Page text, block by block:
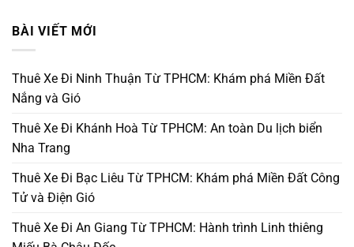
BÀI VIẾT MỚI
Thuê Xe Đi Ninh Thuận Từ TPHCM: Khám phá Miền Đất
Nắng và Gió
Thuê Xe Đi Khánh Hoà Từ TPHCM: An toàn Du lịch biển
Nha Trang
Thuê Xe Đi Bạc Liêu Từ TPHCM: Khám phá Miền Đất Công
Tử và Điện Gió
Thuê Xe Đi An Giang Từ TPHCM: Hành trình Linh thiêng